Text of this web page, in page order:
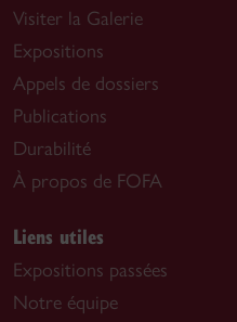
Visiter la Galerie
Expositions
Appels de dossiers
Publications
Durabilité
À propos de FOFA
Liens utiles
Expositions passées
Notre équipe